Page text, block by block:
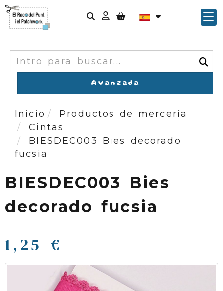
Identifícate
Buscar
Avanzada
Inicio
Productos de mercería
Cintas
BIESDEC003 Bies decorado
fucsia
BIESDEC003 Bies
decorado fucsia
1,25 €